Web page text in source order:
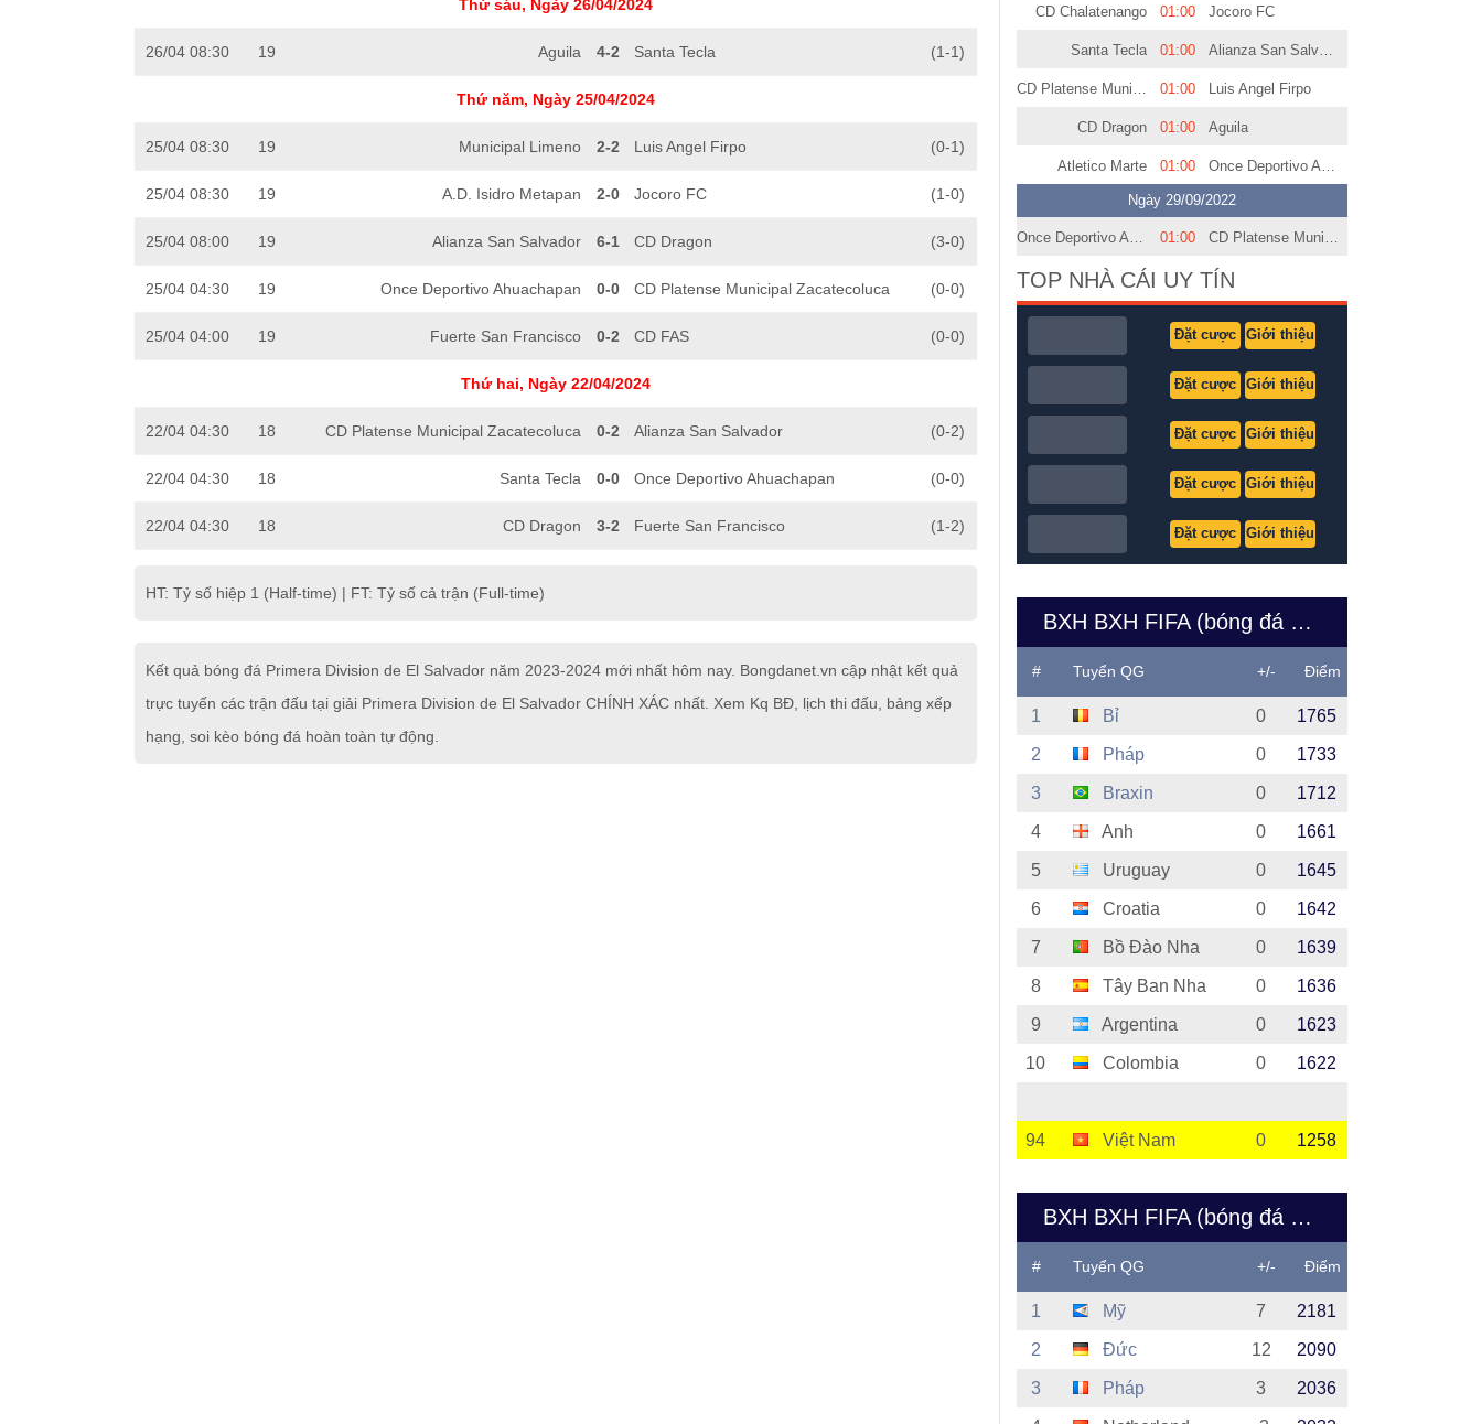
Thứ sáu, Ngày 26/04/2024
26/04 08:30 19 Aguila 4-2 Santa Tecla (1-1)
Thứ năm, Ngày 25/04/2024
25/04 08:30 19 Municipal Limeno 2-2 Luis Angel Firpo (0-1)
25/04 08:30 19 A.D. Isidro Metapan 2-0 Jocoro FC (1-0)
25/04 08:00 19 Alianza San Salvador 6-1 CD Dragon (3-0)
25/04 04:30 19 Once Deportivo Ahuachapan 0-0 CD Platense Municipal Zacatecoluca (0-0)
25/04 04:00 19 Fuerte San Francisco 0-2 CD FAS (0-0)
Thứ hai, Ngày 22/04/2024
22/04 04:30 18 CD Platense Municipal Zacatecoluca 0-2 Alianza San Salvador (0-2)
22/04 04:30 18 Santa Tecla 0-0 Once Deportivo Ahuachapan (0-0)
22/04 04:30 18 CD Dragon 3-2 Fuerte San Francisco (1-2)
HT: Tỷ số hiệp 1 (Half-time) | FT: Tỷ số cả trận (Full-time)
Kết quả bóng đá Primera Division de El Salvador năm 2023-2024 mới nhất hôm nay. Bongdanet.vn cập nhật kết quả
trực tuyến các trận đấu tại giải Primera Division de El Salvador CHÍNH XÁC nhất. Xem Kq BĐ, lịch thi đấu, bảng xếp
hạng, soi kèo bóng đá hoàn toàn tự động.
CD Chalatenango 01:00 Jocoro FC
Santa Tecla 01:00 Alianza San Salvador
CD Platense Municipal Zacatecoluca 01:00 Luis Angel Firpo
CD Dragon 01:00 Aguila
Atletico Marte 01:00 Once Deportivo Ahuachapan
Ngày 29/09/2022
Once Deportivo Ahuachapan 01:00 CD Platense Municipal Zacatecoluca
TOP NHÀ CÁI UY TÍN
Đặt cược Giới thiệu
Đặt cược Giới thiệu
Đặt cược Giới thiệu
Đặt cược Giới thiệu
Đặt cược Giới thiệu
BXH BXH FIFA (bóng đá nam Việt Nam)
# Tuyển QG +/- Điểm
1 Bỉ 0 1765
2 Pháp 0 1733
3 Braxin 0 1712
4 Anh 0 1661
5 Uruguay 0 1645
6 Croatia 0 1642
7 Bồ Đào Nha 0 1639
8 Tây Ban Nha 0 1636
9 Argentina 0 1623
10 Colombia 0 1622
94 Việt Nam 0 1258
BXH BXH FIFA (bóng đá nữ Việt Nam)
# Tuyển QG +/- Điểm
1 Mỹ 7 2181
2 Đức 12 2090
3 Pháp 3 2036